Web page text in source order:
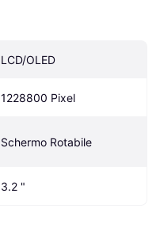
LCD/OLED
1228800 Pixel
Schermo Rotabile
3.2 "